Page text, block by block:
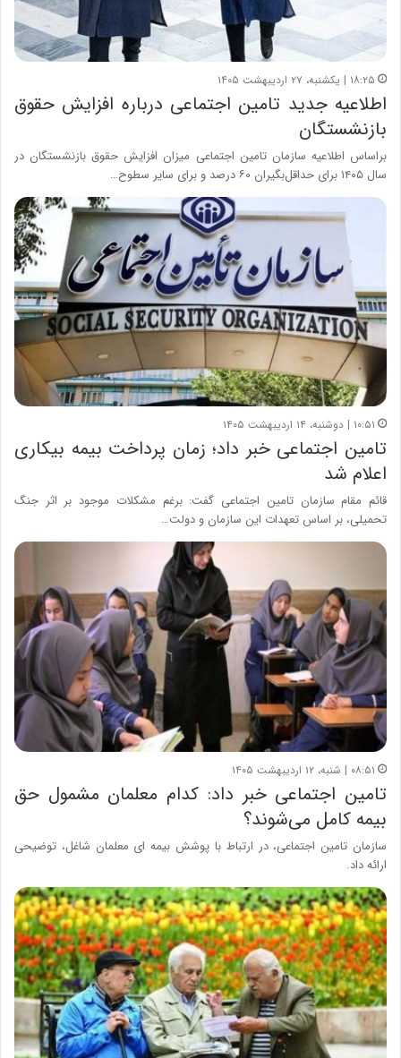
۱۸:۲۵ | یکشنبه، ۲۷ اردیبهشت ۱۴۰۵
اطلاعیه جدید تامین اجتماعی درباره افزایش حقوق
بازنشستگان
براساس اطلاعیه سازمان تامین اجتماعی میزان افزایش حقوق بازنشستگان در
سال ۱۴۰۵ برای حداقل‌بگیران ۶۰ درصد و برای سایر سطوح…
۱۰:۵۱ | دوشنبه، ۱۴ اردیبهشت ۱۴۰۵
تامین اجتماعی خبر داد؛ زمان پرداخت بیمه بیکاری
اعلام شد
قائم مقام سازمان تامین اجتماعی گفت: برغم مشکلات موجود بر اثر جنگ
تحمیلی، بر اساس تعهدات این سازمان و دولت…
۰۸:۵۱ | شنبه، ۱۲ اردیبهشت ۱۴۰۵
تامین اجتماعی خبر داد: کدام معلمان مشمول حق
بیمه کامل می‌شوند؟
سازمان تامین اجتماعی، در ارتباط با پوشش بیمه ای معلمان شاغل، توضیحی
ارائه داد.